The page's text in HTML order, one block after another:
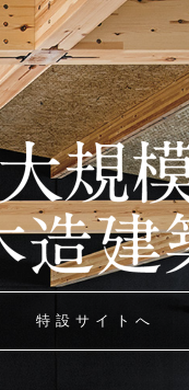
特設サイトへ